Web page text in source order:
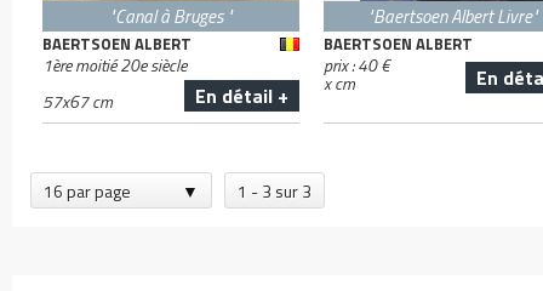
"Canal à Bruges "
BAERTSOEN ALBERT
1ère moitié 20e siècle
En détail +
57x67cm
"Baertsoen Albert Livre"
BAERTSOEN ALBERT
En
prix :40€
xcm
16 par page 1 - 3 sur 3